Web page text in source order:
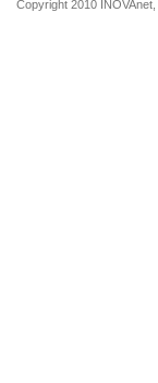
Copyright 2010 INOVAnet